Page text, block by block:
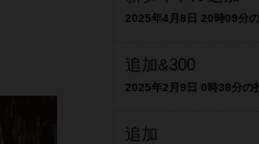
2025年4月8日 20時09分
追加&300
2025年2月9日 0時38分の
追加